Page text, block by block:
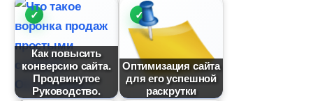
Как повысить
конверсию сайта.
Продвинутое
Руководство.
Оптимизация сайта
для его успешной
раскрутки